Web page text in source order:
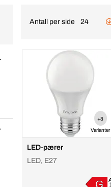
Antall per side 24
+8
Varianter
LED-pærer
LED, E27